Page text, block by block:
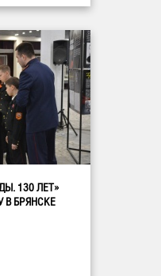
130 ЛЕТ»
В БРЯНСКЕ